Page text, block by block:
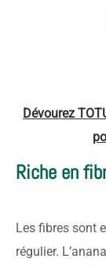
Dévourez
Riche en
Les fibres sont
régulier.